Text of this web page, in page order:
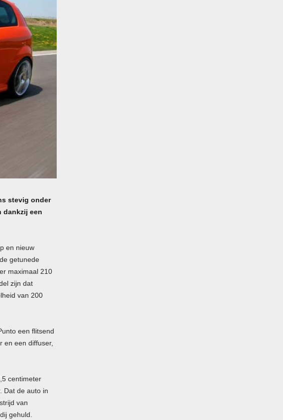
stevig onder
dankzij een
en nieuw
getunede
maximaal 210
zijn dat
van 200
een flitsend
en een diffuser,
centimeter
Dat de auto in
van
gehuld.